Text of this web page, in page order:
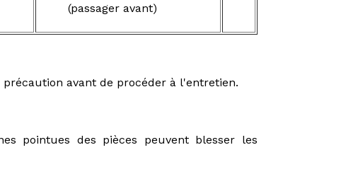
(passager avant)
avant de procéder à l'entretien.
pointues des pièces peuvent blesser les